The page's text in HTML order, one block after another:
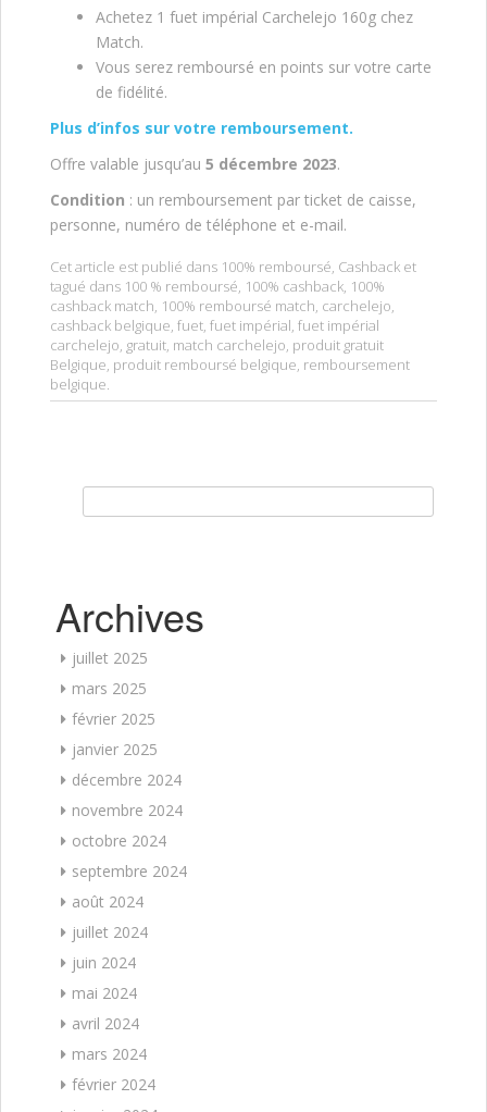
Achetez 1 fuet impérial Carchelejo 160g chez
Match.
Vous serez remboursé en points sur votre carte
de fidélité.
Plus d’infos sur votre remboursement.
Offre valable jusqu’au 5 décembre 2023.
Condition : un remboursement par ticket de caisse,
personne, numéro de téléphone et e-mail.
Cet article est publié dans 100% remboursé Cashback et
tagué dans 100 % remboursé 100% cashback 100%
cashback match 100% remboursé match carchelejo
cashback belgique fuet fuet impérial fuet impérial
carchelejo gratuit match carchelejo produit gratuit
Belgique produit remboursé belgique remboursement
belgique
Archives
juillet 2025
mars 2025
février 2025
janvier 2025
décembre 2024
novembre 2024
octobre 2024
septembre 2024
août 2024
juillet 2024
juin 2024
mai 2024
avril 2024
mars 2024
février 2024